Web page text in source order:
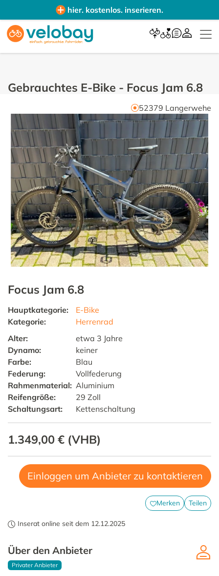
hier. kostenlos. inserieren.
Gebrauchtes E-Bike - Focus Jam 6.8
52379 Langerwehe
Focus Jam 6.8
Hauptkategorie:
E-Bike
Kategorie:
Herrenrad
Alter:
etwa 3 Jahre
Dynamo:
keiner
Farbe:
Blau
Federung:
Vollfederung
Rahmenmaterial: Aluminium
Reifengröße:
29 Zoll
Schaltungsart: Kettenschaltung
1.349,00 € (VHB)
Einloggen um Anbieter zu kontaktieren
Merken Teilen
Inserat online seit dem 12.12.2025
Über den Anbieter
Privater Anbieter